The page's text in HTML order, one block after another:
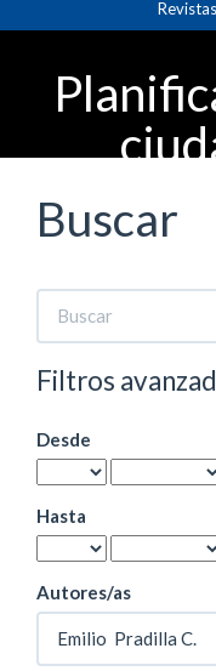
principal
principal
Barra
Buscar
Buscar
artículos
por
Filtros
Desde
Hasta
Autores/as